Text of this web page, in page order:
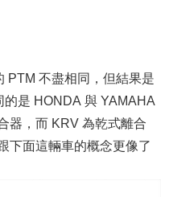
PTM 不盡相同，但結果是
是 HONDA 與 YAMAHA
器，而 KRV 為乾式離合
下面這輛車的概念更像了